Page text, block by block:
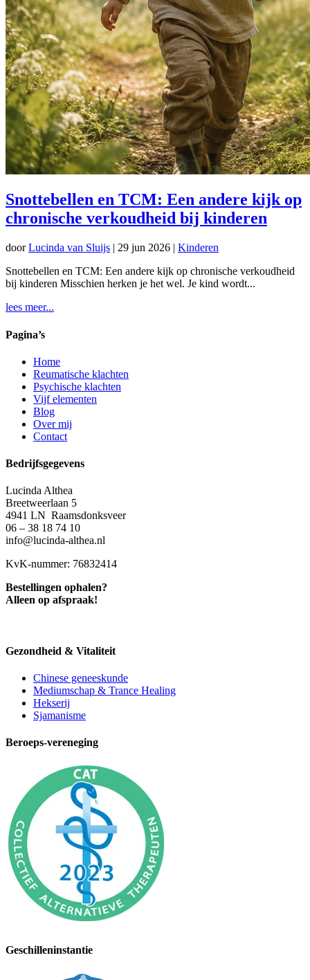
Snottebellen en TCM: Een andere kijk op
chronische verkoudheid bij kinderen
doorLucinda van Sluijs | 29 jun 2026 | Kinderen
Snottebellen en TCM: Een andere kijk op chronische verkoudheid
bij kinderen Misschien herken je het wel. Je kind wordt...
lees meer...
Pagina’s
Home
Reumatische klachten
Psychische klachten
Vijf elementen
Blog
Over mij
Contact
Bedrijfsgegevens
Lucinda Althea
Breetweerlaan 5
4941 LN Raamsdonksveer
06 – 38 18 74 10
info@lucinda-althea.nl
KvK-nummer: 76832414
Bestellingen ophalen?
Alleen op afspraak!
Gezondheid & Vitaliteit
Chinese geneeskunde
Mediumschap & Trance Healing
Hekserij
Sjamanisme
Beroeps-vereneging
Geschilleninstantie